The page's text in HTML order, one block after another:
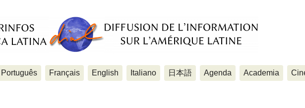
Português Français English Italiano 日本語 Agenda Academia